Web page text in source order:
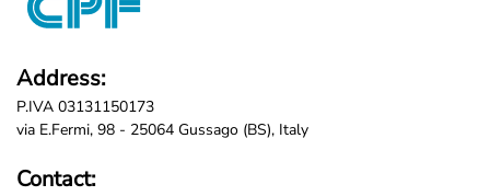
Address:
P.IVA 03131150173
via E.Fermi, 98 - 25064 Gussago (BS), Italy
Contact: